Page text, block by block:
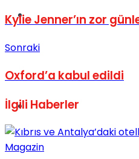
Müzik
Sinema
Kylie Jenner’ın zor
Sonraki
Oxford’a kabul edildi
İlgili Haberler
Magazin